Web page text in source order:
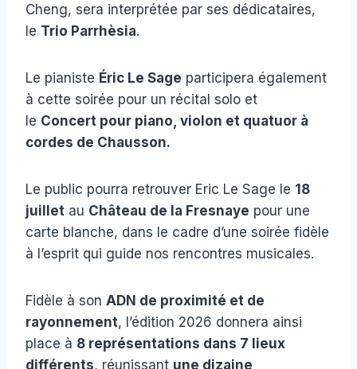
Cheng, sera interprétée par ses dédicataires,
le Trio Parrhèsia.
Le pianiste Éric Le Sage participera également
à cette soirée pour un récital solo et
le Concert pour piano, violon et quatuor à
cordes de Chausson.
Le public pourra retrouver Eric Le Sage le 18
juillet au Château de la Fresnaye pour une
carte blanche, dans le cadre d’une soirée fidèle
à l’esprit qui guide nos rencontres musicales.
Fidèle à son ADN de proximité et de
rayonnement, l’édition 2026 donnera ainsi
place à 8 représentations dans 7 lieux
différents, réunissant une dizaine